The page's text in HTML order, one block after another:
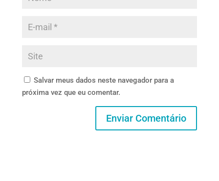
Salvar meus dados neste navegador para a
próxima vez que eu comentar.